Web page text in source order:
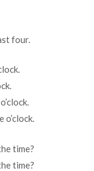
four.
o’clock.
time?
time?